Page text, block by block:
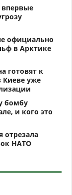
официально
в Арктике
готовят к
Киеве уже
бомбу
и кого это
отрезала
НАТО